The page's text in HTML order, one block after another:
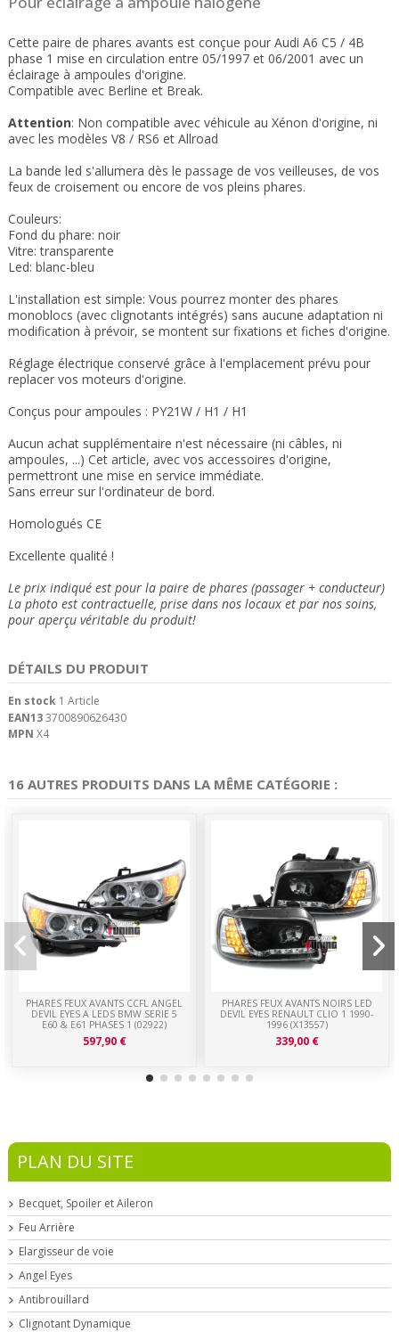
Cette paire de phares avants est conçue pour Audi A6 C5 / 4B
phase 1 mise en circulation entre 05/1997 et 06/2001 avec un
éclairage à ampoules d'origine.
Compatible avec Berline et Break.
Attention: Non compatible avec véhicule au Xénon d'origine, ni
avec les modèles V8 / RS6 et Allroad
La bande led s'allumera dès le passage de vos veilleuses, de vos
feux de croisement ou encore de vos pleins phares.
Couleurs:
Fond du phare: noir
Vitre: transparente
Led: blanc-bleu
L'installation est simple: Vous pourrez monter des phares
monoblocs (avec clignotants intégrés) sans aucune adaptation ni
modification à prévoir, se montent sur fixations et fiches d'origine.
Réglage électrique conservé grâce à l'emplacement prévu pour
replacer vos moteurs d'origine.
Conçus pour ampoules : PY21W / H1 / H1
Aucun achat supplémentaire n'est nécessaire (ni câbles, ni
ampoules, ...) Cet article, avec vos accessoires d'origine,
permettront une mise en service immédiate.
Sans erreur sur l'ordinateur de bord.
Homologués CE
Excellente qualité !
Le prix indiqué est pour la paire de phares (passager + conducteur)
La photo est contractuelle, prise dans nos locaux et par nos soins,
pour aperçu véritable du produit!
DÉTAILS DU PRODUIT
En stock 1 Article
EAN133700890626430
MPN X4
16 AUTRES PRODUITS DANS LA MÊME CATÉGORIE :
PHARES FEUX AVANTS CCFL ANGEL
DEVIL EYES A LEDS BMW SERIE 5
E60 & E61 PHASES 1 (02922)
597,90 €
PHARES FEUX AVANTS NOIRS LED
DEVIL EYES RENAULT CLIO 1 1990-
1996 (X13557)
339,00 €
PLAN DU SITE
Becquet, Spoiler et Aileron
Feu Arrière
Elargisseur de voie
Angel Eyes
Antibrouillard
Clignotant Dynamique